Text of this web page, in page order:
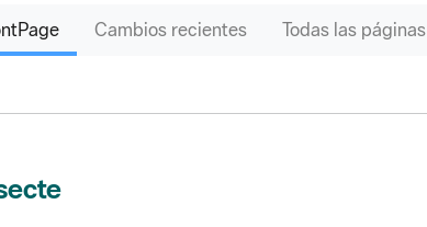
Cambios recientes Todas las páginas